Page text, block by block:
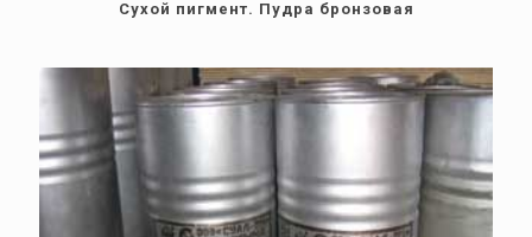
Сухой пигмент. Пудра бронзовая